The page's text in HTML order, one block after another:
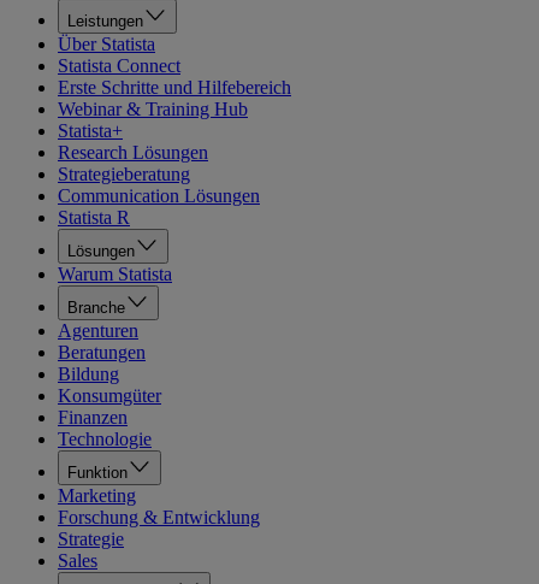
Leistungen
Über Statista
Statista Connect
Erste Schritte und Hilfebereich
Webinar & Training Hub
Statista+
Research Lösungen
Strategieberatung
Communication Lösungen
Statista R
Lösungen
Warum Statista
Branche
Agenturen
Beratungen
Bildung
Konsumgüter
Finanzen
Technologie
Funktion
Marketing
Forschung & Entwicklung
Strategie
Sales